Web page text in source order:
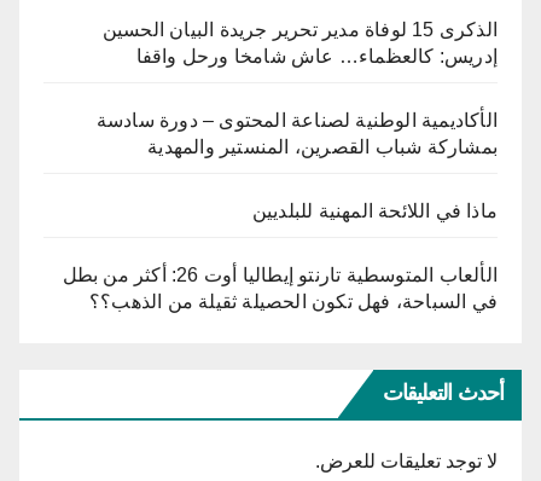
الذكرى 15 لوفاة مدير تحرير جريدة البيان الحسين
إدريس: كالعظماء… عاش شامخا ورحل واقفا
الأكاديمية الوطنية لصناعة المحتوى – دورة سادسة
بمشاركة شباب القصرين، المنستير والمهدية
ماذا في اللائحة المهنية للبلديين
الألعاب المتوسطية تارنتو إيطاليا أوت 26: أكثر من بطل
في السباحة، فهل تكون الحصيلة ثقيلة من الذهب؟؟
أحدث التعليقات
لا توجد تعليقات للعرض.